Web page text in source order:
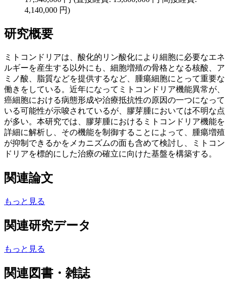
4,140,000 円)
研究概要
ミトコンドリアは、酸化的リン酸化により細胞に必要なエネ
ルギーを産生する以外にも、細胞増殖の骨格となる核酸、ア
ミノ酸、脂質などを提供するなど、腫瘍細胞にとって重要な
働きをしている。近年になってミトコンドリア機能異常が、
癌細胞における病態形成や治療抵抗性の原因の一つになって
いる可能性が示唆されているが、膠芽腫においては不明な点
が多い。本研究では、膠芽腫におけるミトコンドリア機能を
詳細に解析し、その機能を制御することによって、腫瘍増殖
が抑制できるかをメカニズムの面も含めて検討し、ミトコン
ドリアを標的にした治療の確立に向けた基盤を構築する。
関連論文
もっと見る
関連研究データ
もっと見る
関連図書・雑誌